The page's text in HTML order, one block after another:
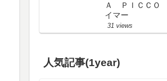
Ａ ＰＩＣＣＯ
イマー
31 views
人気記事(1year)